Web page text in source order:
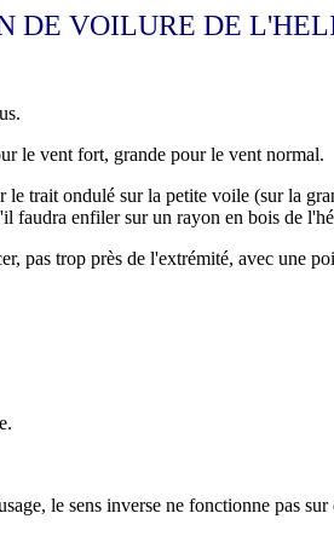
DE VOILURE DE
le vent fort, grande pour le vent normal.
trait ondulé sur la petite voile (sur la
faudra enfiler sur un rayon en bois de
pas trop près de l'extrémité, avec une
le sens inverse ne fonctionne pas